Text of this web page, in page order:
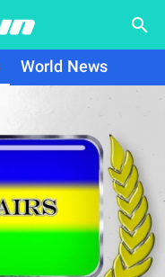
search
World News